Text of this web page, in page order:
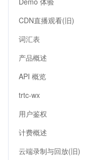
CDN直播观看(旧)
词汇表
产品概述
API 概览
trtc-wx
用户鉴权
计费概述
云端录制与回放(旧)